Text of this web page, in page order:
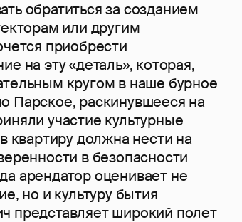
обратиться за созданием
или другим
приобрести
на эту «деталь», которая,
кругом в наше бурное
Парское, раскинувшееся на
участие культурные
квартиру должна нести на
в безопасности
арендатор оценивает не
но и культуру бытия
представляет широкий полет